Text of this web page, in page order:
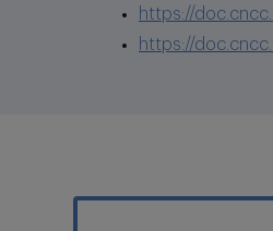
https://
https://